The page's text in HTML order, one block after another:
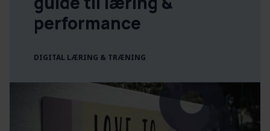
performance
DIGITAL LÆRING & TRÆNING